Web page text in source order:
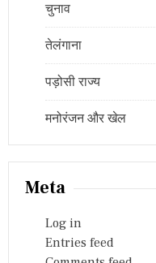
चुनाव
तेलंगाना
पड़ोसी राज्य
मनोरंजन और खेल
Meta
Log in
Entries feed